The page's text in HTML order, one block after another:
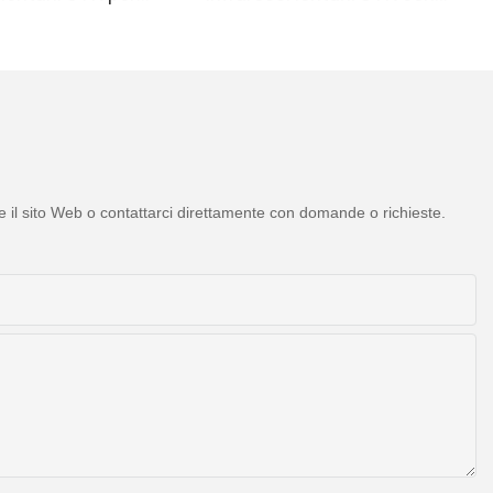
sito Web o contattarci direttamente con domande o richieste.